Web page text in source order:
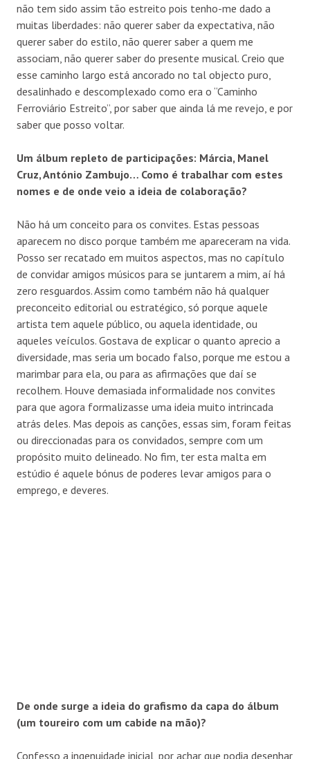
não tem sido assim tão estreito pois tenho-me dado a
muitas liberdades: não querer saber da expectativa, não
querer saber do estilo, não querer saber a quem me
associam, não querer saber do presente musical. Creio que
esse caminho largo está ancorado no tal objecto puro,
desalinhado e descomplexado como era o “Caminho
Ferroviário Estreito”, por saber que ainda lá me revejo, e por
saber que posso voltar.
Um álbum repleto de participações: Márcia, Manel
Cruz, António Zambujo… Como é trabalhar com estes
nomes e de onde veio a ideia de colaboração?
Não há um conceito para os convites. Estas pessoas
aparecem no disco porque também me apareceram na vida.
Posso ser recatado em muitos aspectos, mas no capítulo
de convidar amigos músicos para se juntarem a mim, aí há
zero resguardos. Assim como também não há qualquer
preconceito editorial ou estratégico, só porque aquele
artista tem aquele público, ou aquela identidade, ou
aqueles veículos. Gostava de explicar o quanto aprecio a
diversidade, mas seria um bocado falso, porque me estou a
marimbar para ela, ou para as afirmações que daí se
recolhem. Houve demasiada informalidade nos convites
para que agora formalizasse uma ideia muito intrincada
atrás deles. Mas depois as canções, essas sim, foram feitas
ou direccionadas para os convidados, sempre com um
propósito muito delineado. No fim, ter esta malta em
estúdio é aquele bónus de poderes levar amigos para o
emprego, e deveres.
De onde surge a ideia do grafismo da capa do álbum
(um toureiro com um cabide na mão)?
Confesso a ingenuidade inicial, por achar que podia desenhar